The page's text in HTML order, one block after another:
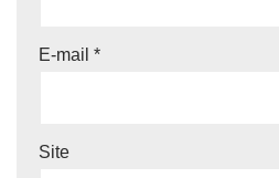
E-mail *
Site